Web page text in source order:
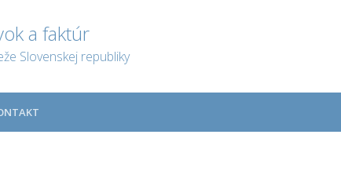
a faktúr
Slovenskej republiky